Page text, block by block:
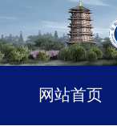
网站首页